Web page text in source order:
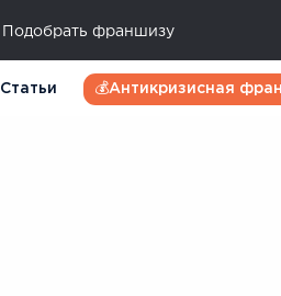
Подобрать франшизу
Статьи 💰Антикризисная